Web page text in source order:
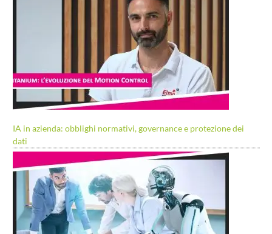
IA in azienda: obblighi normativi, governance e protezione dei
dati